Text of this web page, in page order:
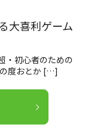
大喜利ゲーム
・初心者のための
度おとか […]